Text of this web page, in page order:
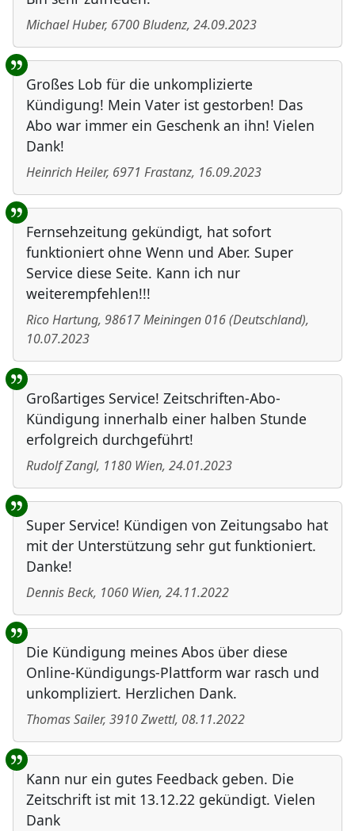
Michael Huber, 6700Bludenz, 24.09.2023
Großes Lob für die unkomplizierte
Kündigung! Mein Vater ist gestorben! Das
Abo war immer ein Geschenk an ihn! Vielen
Dank!
Heinrich Heiler, 6971 Frastanz, 16.09.2023
Fernsehzeitung gekündigt, hat sofort
funktioniert ohne Wenn und Aber. Super
Service diese Seite. Kann ich nur
weiterempfehlen!!!
Rico Hartung, 98617Meiningen 016(Deutschland),
10.07.2023
Großartiges Service! Zeitschriften-Abo-
Kündigung innerhalb einer halben Stunde
erfolgreich durchgeführt!
Rudolf Zangl, 1180 Wien, 24.01.2023
Super Service! Kündigen von Zeitungsabo hat
mit der Unterstützung sehr gut funktioniert.
Danke!
Dennis Beck, 1060 Wien, 24.11.2022
Die Kündigung meines Abos über diese
Online-Kündigungs-Plattform war rasch und
unkompliziert. Herzlichen Dank.
Thomas Sailer, 3910Zwettl, 08.11.2022
Kann nur ein gutes Feedback geben. Die
Zeitschrift ist mit 13.12.22 gekündigt. Vielen
Dank